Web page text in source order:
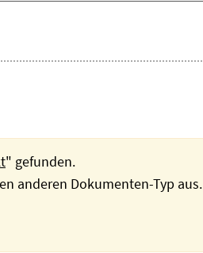
" gefunden.
anderen Dokumenten-Typ aus.